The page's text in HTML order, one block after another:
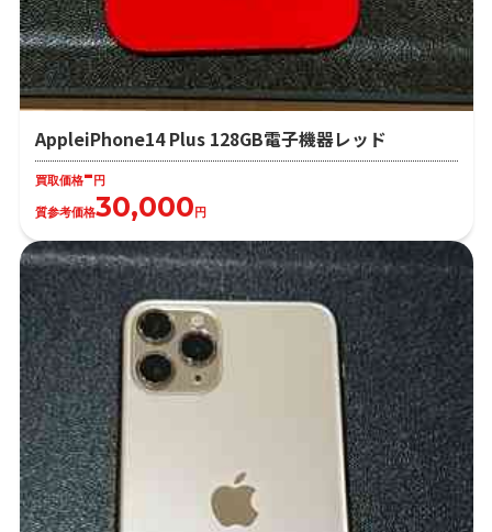
AppleiPhone14 Plus 128GB電子機器レッド
買取価格- 円
質参考価格30,000 円